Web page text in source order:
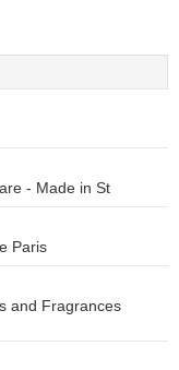
- Made in St
Paris
and Fragrances